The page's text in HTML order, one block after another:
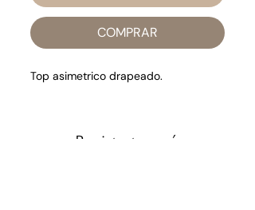
COMPRAR
Top asimetrico drapeado.
Registrate aquí